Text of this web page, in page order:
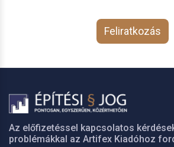
Feliratkozás
Az előfizetéssel kapcsolatos
problémákkal az Artifex Kiadóhoz